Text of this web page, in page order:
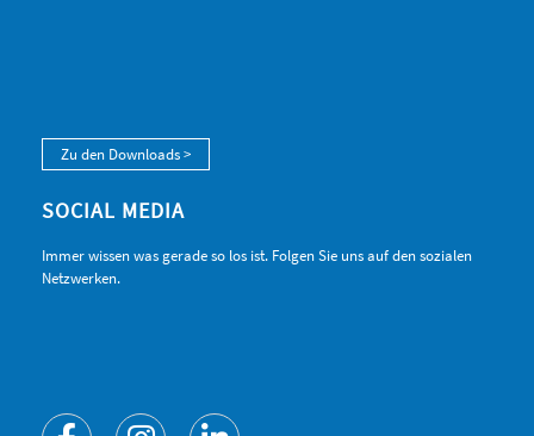
Zu den Downloads >
SOCIAL MEDIA
Immer wissen was gerade so los ist. Folgen Sie uns auf den sozialen
Netzwerken.